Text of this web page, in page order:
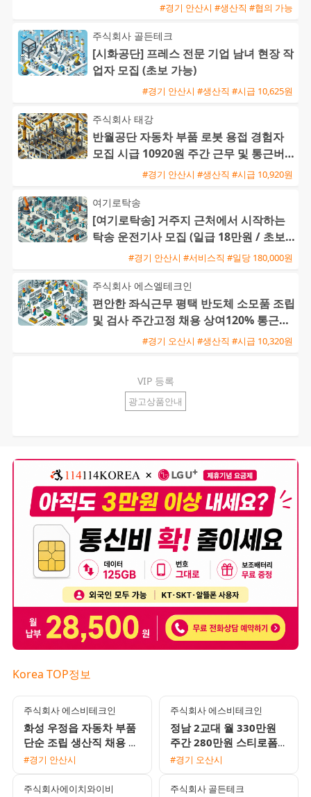
#경기 안산시 #생산직 #협의 가능
주식회사 골든테크
[시화공단] 프레스 전문 기업 남녀 현장 작
업자 모집 (초보 가능)
#경기 안산시 #생산직 #시급 10,625원
주식회사 태강
반월공단 자동차 부품 로봇 용접 경험자
모집 시급 10920원 주간 근무 및 통근버
#경기 안산시 #생산직 #시급 10,920원
여기로탁송
[여기로탁송] 거주지 근처에서 시작하는
탁송 운전기사 모집 (일급 18만원 / 초보
및 외국인 가능)
#경기 안산시 #서비스직 #일당 180,000원
주식회사 에스엘테크인
편안한 좌식근무 평택 반도체 소모품 조립
및 검사 주간고정 채용 상여120% 통근버
#경기 오산시 #생산직 #시급 10,320원
VIP 등록
광고상품안내
Korea TOP정보
주식회사 에스비테크인
화성 우정읍 자동차 부품
단순 조립 생산직 채용 초
보 및 F비자 가능 2교대
#경기 안산시
주식회사 에스비테크인
정남 2교대 월 330만원
주간 280만원 스티로폼
박스 생산 포장 사원 모집
#경기 오산시
주식회사에이치와이비 주식회사 골든테크